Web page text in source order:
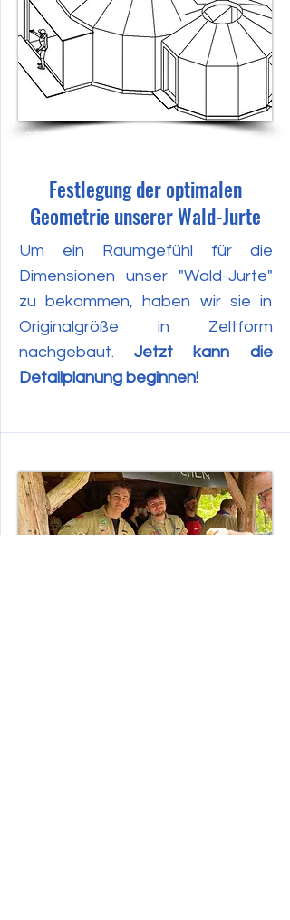
26.07.2022
Festlegung der optimalen
Geometrie unserer Wald-Jurte
Um ein Raumgefühl für die
Dimensionen unser "Wald-Jurte"
zu bekommen, haben wir sie in
Originalgröße in Zeltform
nachgebaut. Jetzt kann die
Detailplanung beginnen!